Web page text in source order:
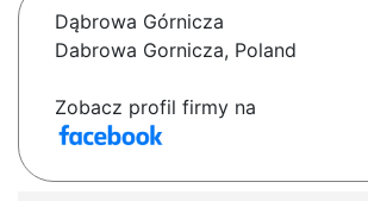
Dąbrowa Górnicza
Dabrowa Gornicza, Poland
Zobacz profil firmy na